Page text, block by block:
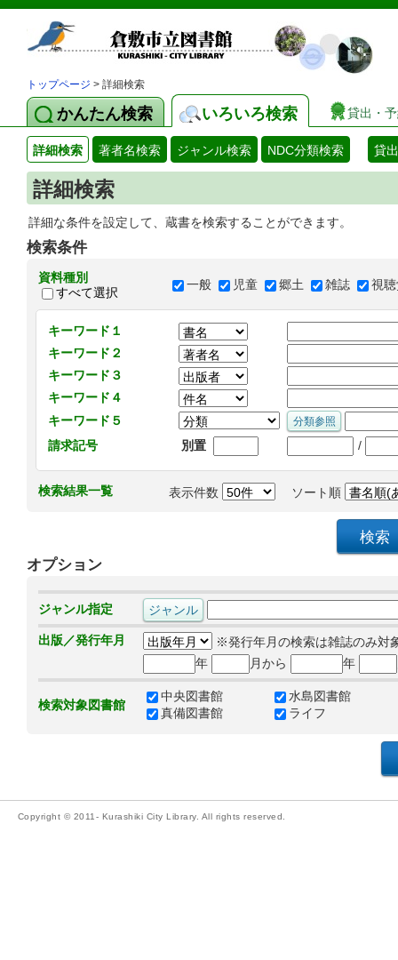
トップページ > 詳細検索
かんたん検索 いろいろ検索 貸出・
詳細検索 著者名検索 ジャンル検索 NDC分類検索 貸
詳細検索
詳細な条件を設定して、蔵書を検索することができます。
検索条件
資料種別
すべて選択
一般 児童 郷土 雑誌 視
キーワード１
キーワード２
キーワード３
キーワード４
キーワード５
請求記号
別置 /
検索結果一覧 表示件数 ソート順
オプション
ジャンル指定
出版／発行年月
※発行年月の検索は雑誌のみ対
年
月から 年
検索対象図書館
中央図書館
水島図書館
真備図書館
ライフ
Copyright © 2011- Kurashiki City Library. All rights reserved.